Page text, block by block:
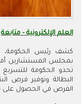
العلم الإلكترونية - متابعة
كشف رئيس الحكومة،
تحذو الحكومة
البطالة وتوفير فرص
الفرص في الحصول على